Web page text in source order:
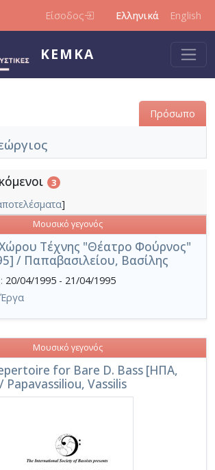
Είσοδος Ελληνικά English
ΚΕΜΚΑ
Πρόσωπο
3
]
Τέχνης "Θέατρο Φούρνος"
/ Παπαβασιλείου, Βασίλης
Μουσικό γεγονός
20/04/1995 - 21/04/1995
for Bare D. Bass [ΗΠΑ,
Vassilis
Μουσικό γεγονός